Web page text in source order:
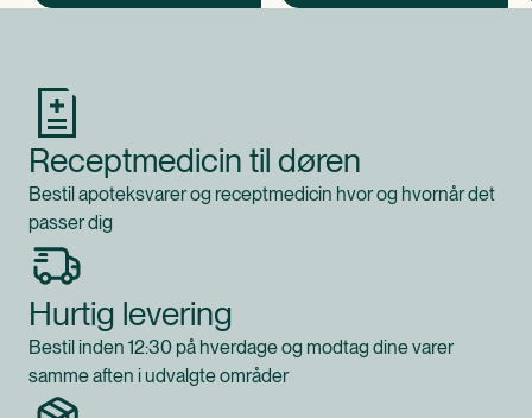
Receptmedicin til døren
Bestil apoteksvarer og receptmedicin hvor og hvornår det
passer dig
Hurtig levering
Bestil inden 12:30 på hverdage og modtag dine varer
samme aften i udvalgte områder